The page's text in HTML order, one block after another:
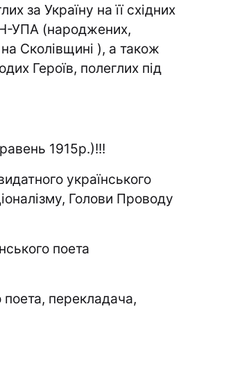
за Україну на її східних
УПА (народжених,
Сколівщині ), а також
Героїв, полеглих під
1915р.)!!!
українського
Голови Проводу
поета
поета, перекладача,